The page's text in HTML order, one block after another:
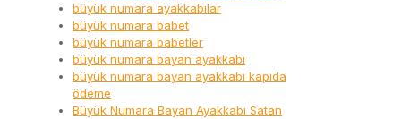
büyük numara ayakkabılar
büyük numara babet
büyük numara babetler
büyük numara bayan ayakkabı
büyük numara bayan ayakkabı kapıda
ödeme
Büyük Numara Bayan Ayakkabı Satan